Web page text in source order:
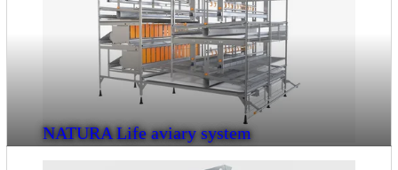
NATURA Life aviary system